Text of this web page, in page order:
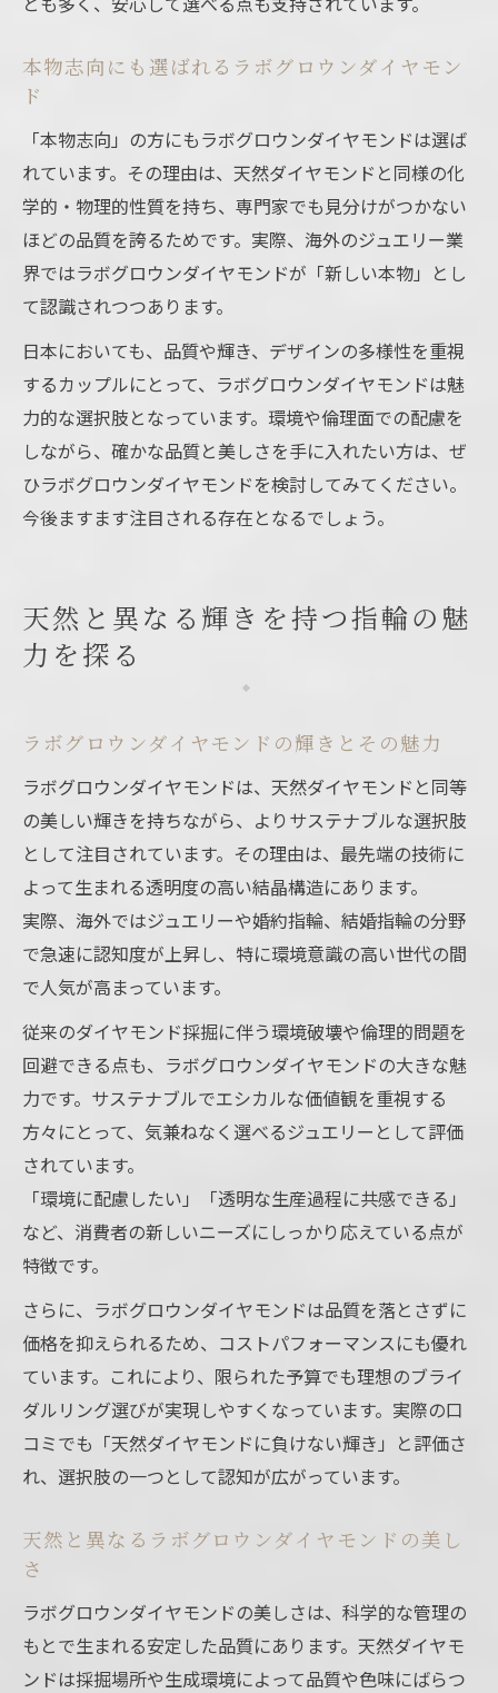
本物志向にも選ばれるラボグロウンダイヤモン
ド
「本物志向」の方にもラボグロウンダイヤモンドは選ば
れています。その理由は、天然ダイヤモンドと同様の化
学的・物理的性質を持ち、専門家でも見分けがつかない
ほどの品質を誇るためです。実際、海外のジュエリー業
界ではラボグロウンダイヤモンドが「新しい本物」とし
て認識されつつあります。
日本においても、品質や輝き、デザインの多様性を重視
するカップルにとって、ラボグロウンダイヤモンドは魅
力的な選択肢となっています。環境や倫理面での配慮を
しながら、確かな品質と美しさを手に入れたい方は、ぜ
ひラボグロウンダイヤモンドを検討してみてください。
今後ますます注目される存在となるでしょう。
天然と異なる輝きを持つ指輪の魅
力を探る
ラボグロウンダイヤモンドの輝きとその魅力
ラボグロウンダイヤモンドは、天然ダイヤモンドと同等
の美しい輝きを持ちながら、よりサステナブルな選択肢
として注目されています。その理由は、最先端の技術に
よって生まれる透明度の高い結晶構造にあります。
実際、海外ではジュエリーや婚約指輪、結婚指輪の分野
で急速に認知度が上昇し、特に環境意識の高い世代の間
で人気が高まっています。
従来のダイヤモンド採掘に伴う環境破壊や倫理的問題を
回避できる点も、ラボグロウンダイヤモンドの大きな魅
力です。サステナブルでエシカルな価値観を重視する
方々にとって、気兼ねなく選べるジュエリーとして評価
されています。
「環境に配慮したい」「透明な生産過程に共感できる」
など、消費者の新しいニーズにしっかり応えている点が
特徴です。
さらに、ラボグロウンダイヤモンドは品質を落とさずに
価格を抑えられるため、コストパフォーマンスにも優れ
ています。これにより、限られた予算でも理想のブライ
ダルリング選びが実現しやすくなっています。実際の口
コミでも「天然ダイヤモンドに負けない輝き」と評価さ
れ、選択肢の一つとして認知が広がっています。
天然と異なるラボグロウンダイヤモンドの美し
さ
ラボグロウンダイヤモンドの美しさは、科学的な管理の
もとで生まれる安定した品質にあります。天然ダイヤモ
ンドは採掘場所や生成環境によって品質や色味にばらつ